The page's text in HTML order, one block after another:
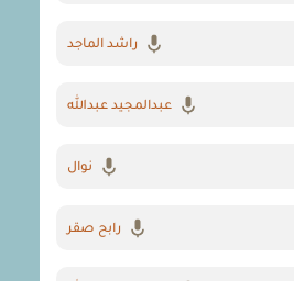
راشد الماجد
عبدالمجيد عبدالله
نوال
رابح صقر